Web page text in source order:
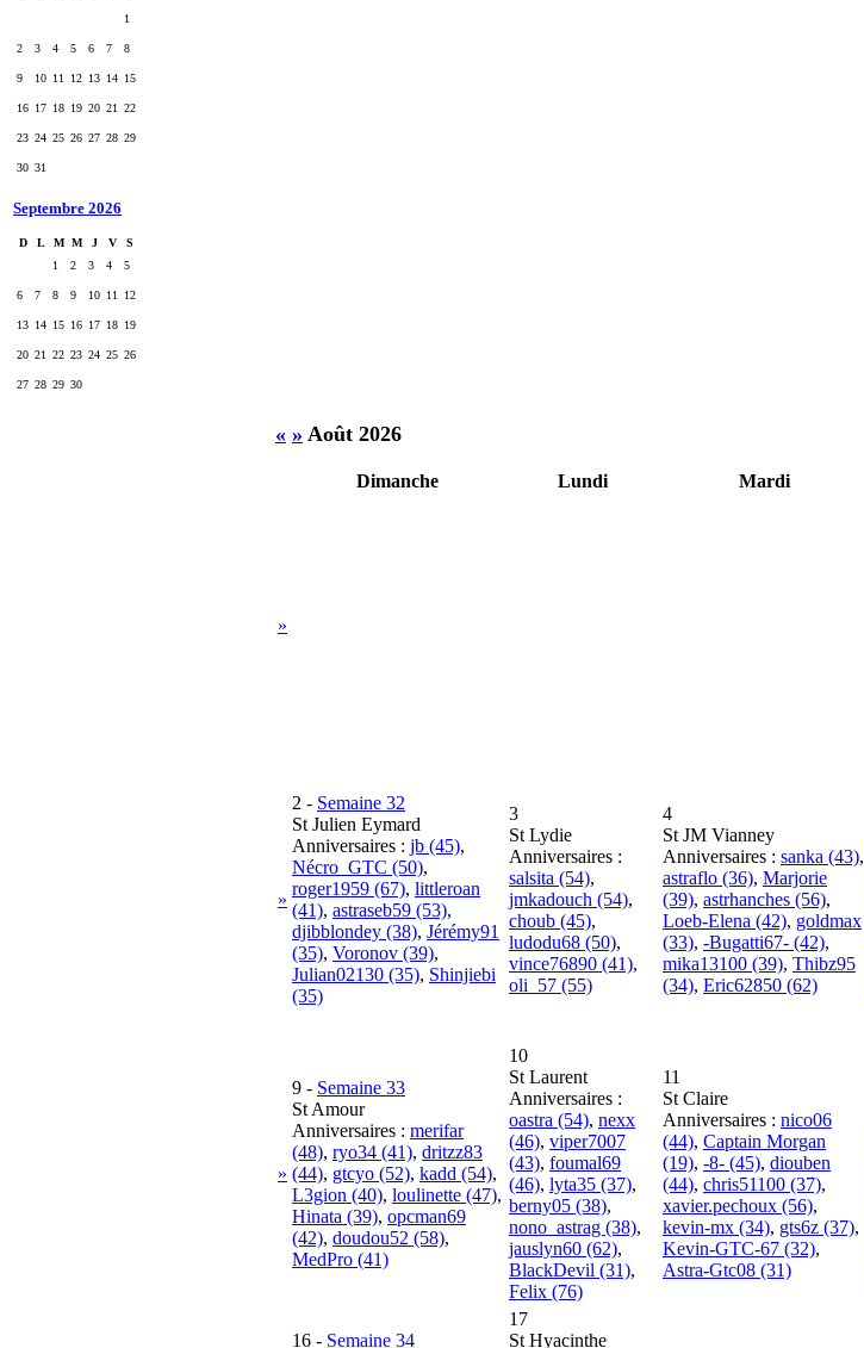
1
2 3 4 5 6 7 8
9 10 11 12 13 14 15
16 17 18 19 20 21 22
23 24 25 26 27 28 29
30 31
Septembre 2026
D L M M J V
S
1
2 3 4 5
6 7 8 9 10 11 12
13 14 15 16 17 18 19
20 21 22 23 24 25 26
27 28 29 30
« » Août 2026
Dimanche Lundi Mardi
»
»
2 - Semaine 32
St Julien Eymard
Anniversaires : jb (45),
Nécro_GTC (50),
roger1959 (67), littleroan
(41), astraseb59 (53),
djibblondey (38), Jérémy91
(35), Voronov (39),
Julian02130 (35), Shinjiebi
(35)
3
St Lydie
Anniversaires :
salsita (54),
jmkadouch (54),
choub (45),
ludodu68 (50),
vince76890 (41),
oli_57 (55)
4
St JM Vianney
Anniversaires : sanka (43),
astraflo (36), Marjorie
(39), astrhanches (56),
Loeb-Elena (42), goldmax
(33), -Bugatti67- (42),
mika13100 (39), Thibz95
(34), Eric62850 (62)
»
9 - Semaine 33
St Amour
Anniversaires : merifar
(48), ryo34 (41), dritzz83
(44), gtcyo (52), kadd (54),
L3gion (40), loulinette (47),
Hinata (39), opcman69
(42), doudou52 (58),
MedPro (41)
10
St Laurent
Anniversaires :
oastra (54), nexx
(46), viper7007
(43), foumal69
(46), lyta35 (37),
berny05 (38),
nono_astrag (38),
jauslyn60 (62),
BlackDevil (31),
Felix (76)
11
St Claire
Anniversaires : nico06
(44), Captain Morgan
(19), -8- (45), diouben
(44), chris51100 (37),
xavier.pechoux (56),
kevin-mx (34), gts6z (37),
Kevin-GTC-67 (32),
Astra-Gtc08 (31)
16 - Semaine 34
17
St Hyacinthe